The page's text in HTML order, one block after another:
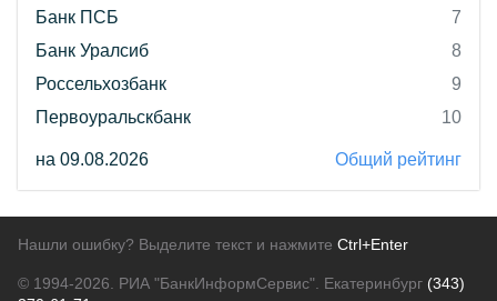
Банк ПСБ
7
Банк Уралсиб
8
Россельхозбанк
9
Первоуральскбанк
10
на 09.08.2026 Общий рейтинг
Нашли ошибку? Выделите текст и нажмите Ctrl+Enter
© 1994-2026. РИА "БанкИнформСервис". Екатеринбург (343)